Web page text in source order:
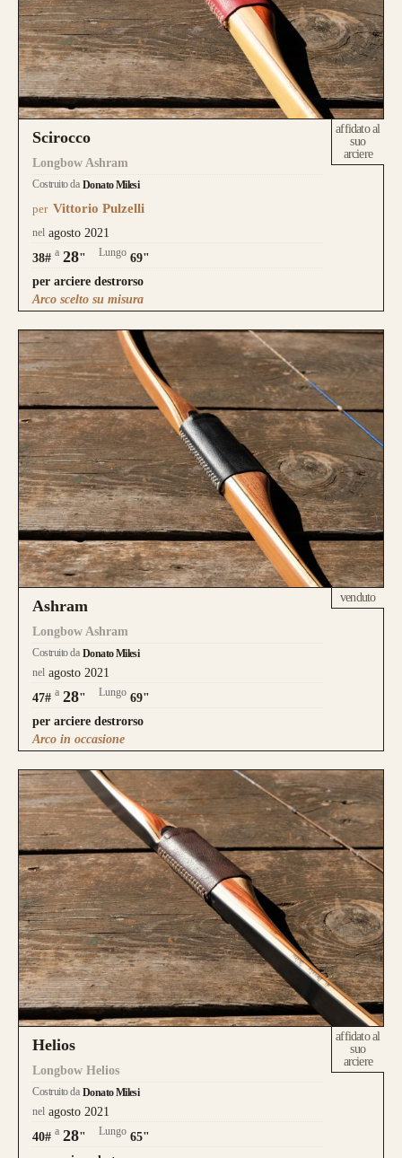
Scirocco
Longbow Ashram
Costruito da Donato Milesi
per Vittorio Pulzelli
nel agosto 2021
38# a 28" Lungo 69"
per arciere destrorso
affidato al
suo
arciere
Arco scelto su misura
Ashram
Longbow Ashram
Costruito da Donato Milesi
nel agosto 2021
47# a 28" Lungo 69"
per arciere destrorso
venduto
Arco in occasione
Helios
Longbow Helios
Costruito da Donato Milesi
nel agosto 2021
40# a 28" Lungo 65"
affidato al
suo
arciere